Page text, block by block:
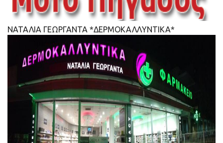
ΝΑΤΑΛΙΑ ΓΕΩΡΓΑΝΤΑ *ΔΕΡΜΟΚΑΛΛΥΝΤΙΚΑ*